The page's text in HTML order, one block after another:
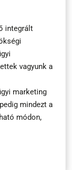
integrált
vagyunk a
marketing
mindezt a
módon,